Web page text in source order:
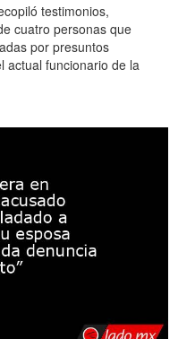
testimonios,
cuatro personas que
por presuntos
actual funcionario de la